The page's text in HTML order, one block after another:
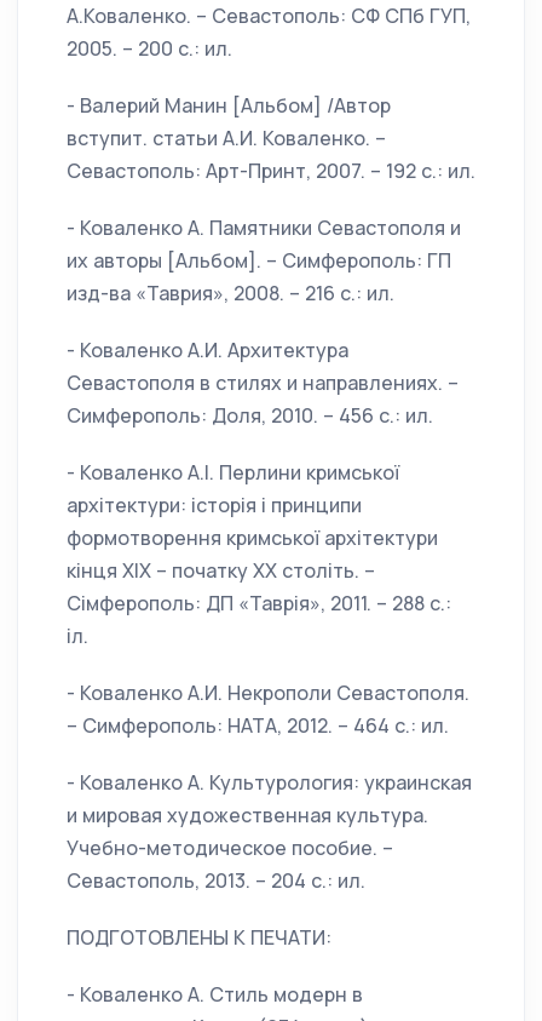
А.Коваленко. – Севастополь: СФ СПб ГУП,
2005. – 200 с.: ил.
- Валерий Манин [Альбом] /Автор
вступит. статьи А.И. Коваленко. –
Севастополь: Арт-Принт, 2007. – 192 с.: ил.
- Коваленко А. Памятники Севастополя и
их авторы [Альбом]. – Симферополь: ГП
изд-ва «Таврия», 2008. – 216 с.: ил.
- Коваленко А.И. Архитектура
Севастополя в стилях и направлениях. –
Симферополь: Доля, 2010. – 456 с.: ил.
- Коваленко А.І. Перлини кримської
архітектури: історія і принципи
формотворення кримської архітектури
кінця ХIХ – початку ХХ століть. –
Сімферополь: ДП «Таврія», 2011. – 288 с.:
іл.
- Коваленко А.И. Некрополи Севастополя.
– Симферополь: НАТА, 2012. – 464 с.: ил.
- Коваленко А. Культурология: украинская
и мировая художественная культура.
Учебно-методическое пособие. –
Севастополь, 2013. – 204 с.: ил.
ПОДГОТОВЛЕНЫ К ПЕЧАТИ:
- Коваленко А. Стиль модерн в